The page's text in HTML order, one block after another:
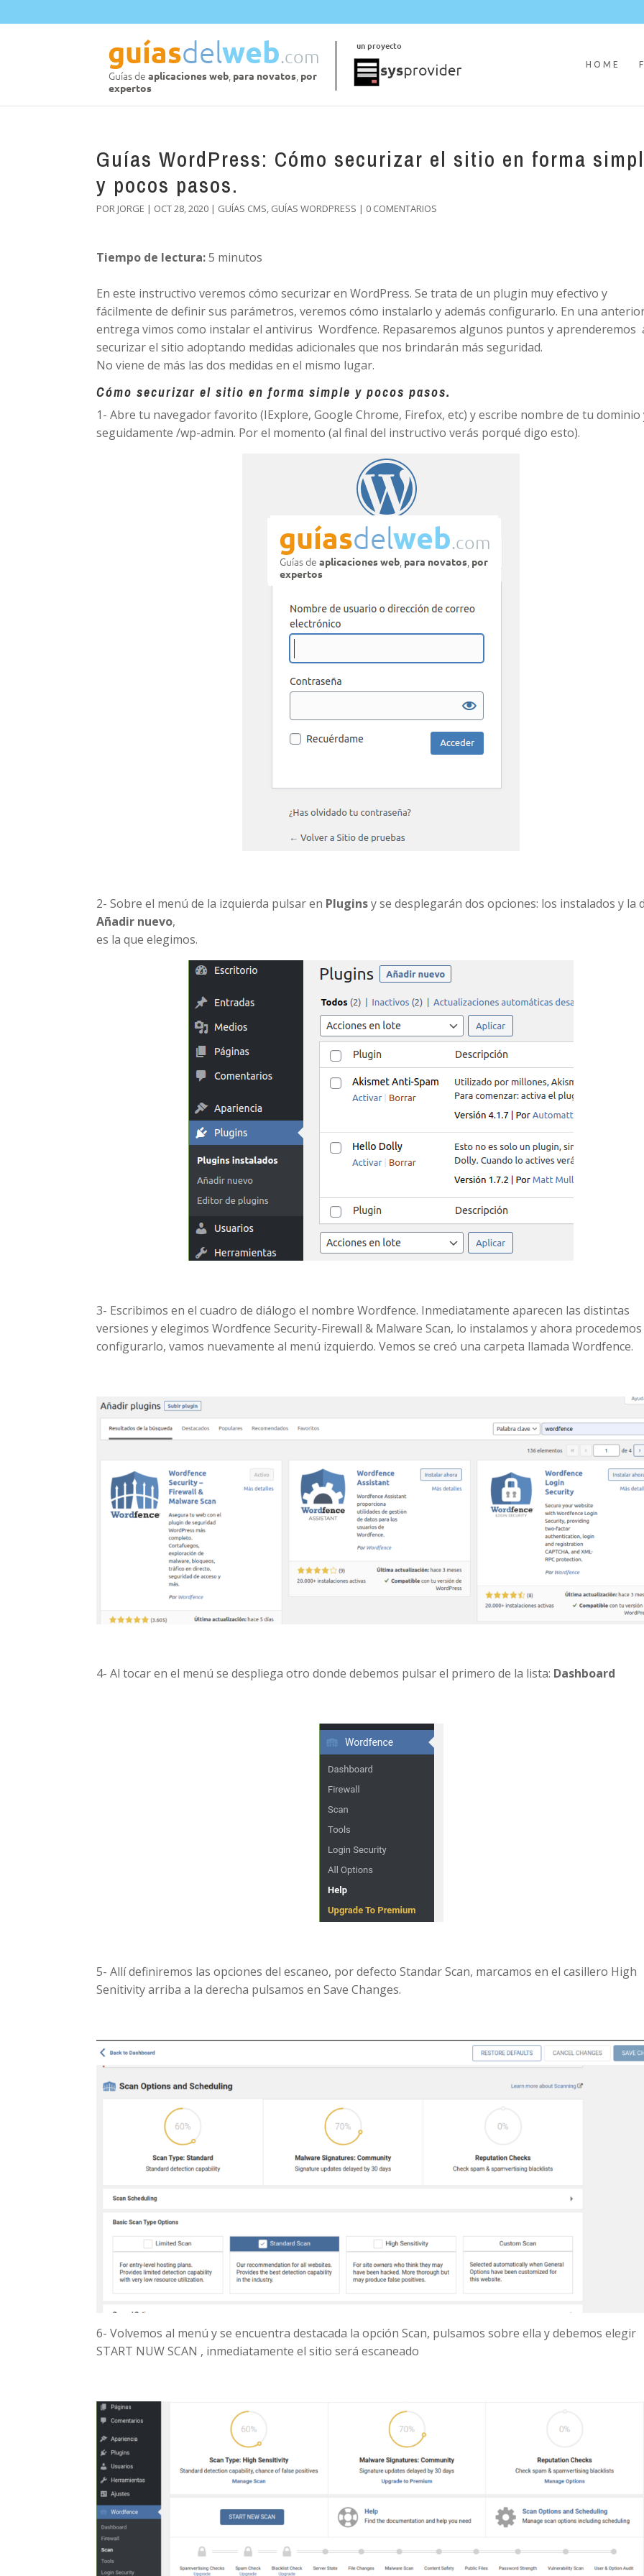
HOME
Guías WordPress: Cómo securizar el sitio en forma
y pocos pasos.
POR JORGE | OCT 28, 2020 | GUÍAS CMS, GUÍAS WORDPRESS | 0 COMENTARIOS
Tiempo de lectura: 5 minutos
En este instructivo veremos cómo securizar en WordPress. Se trata de un plugin muy efectivo y
fácilmente de definir sus parámetros, veremos cómo instalarlo y además configurarlo. En una
entrega vimos como instalar el antivirus Wordfence. Repasaremos algunos puntos y aprenderemos
securizar el sitio adoptando medidas adicionales que nos brindarán más seguridad.
No viene de más las dos medidas en el mismo lugar.
Cómo securizar el sitio en forma simple y pocos pasos.
1- Abre tu navegador favorito (IExplore, Google Chrome, Firefox, etc) y escribe nombre de tu dominio
seguidamente /wp-admin. Por el momento (al final del instructivo verás porqué digo esto).
2- Sobre el menú de la izquierda pulsar en Pluginsy se desplegarán dos opciones: los instalados y la
Añadir nuevo,
es la que elegimos.
3- Escribimos en el cuadro de diálogo el nombre Wordfence. Inmediatamente aparecen las distintas
versiones y elegimos Wordfence Security-Firewall & Malware Scan, lo instalamos y ahora
configurarlo, vamos nuevamente al menú izquierdo. Vemos se creó una carpeta llamada Wordfence.
4- Al tocar en el menú se despliega otro donde debemos pulsar el primero de la lista: Dashboard
5- Allí definiremos las opciones del escaneo, por defecto Standar Scan, marcamos en el casillero High
Senitivity arriba a la derecha pulsamos en Save Changes.
6- Volvemos al menú y se encuentra destacada la opción Scan, pulsamos sobre ella y debemos elegir
START NUW SCAN , inmediatamente el sitio será escaneado